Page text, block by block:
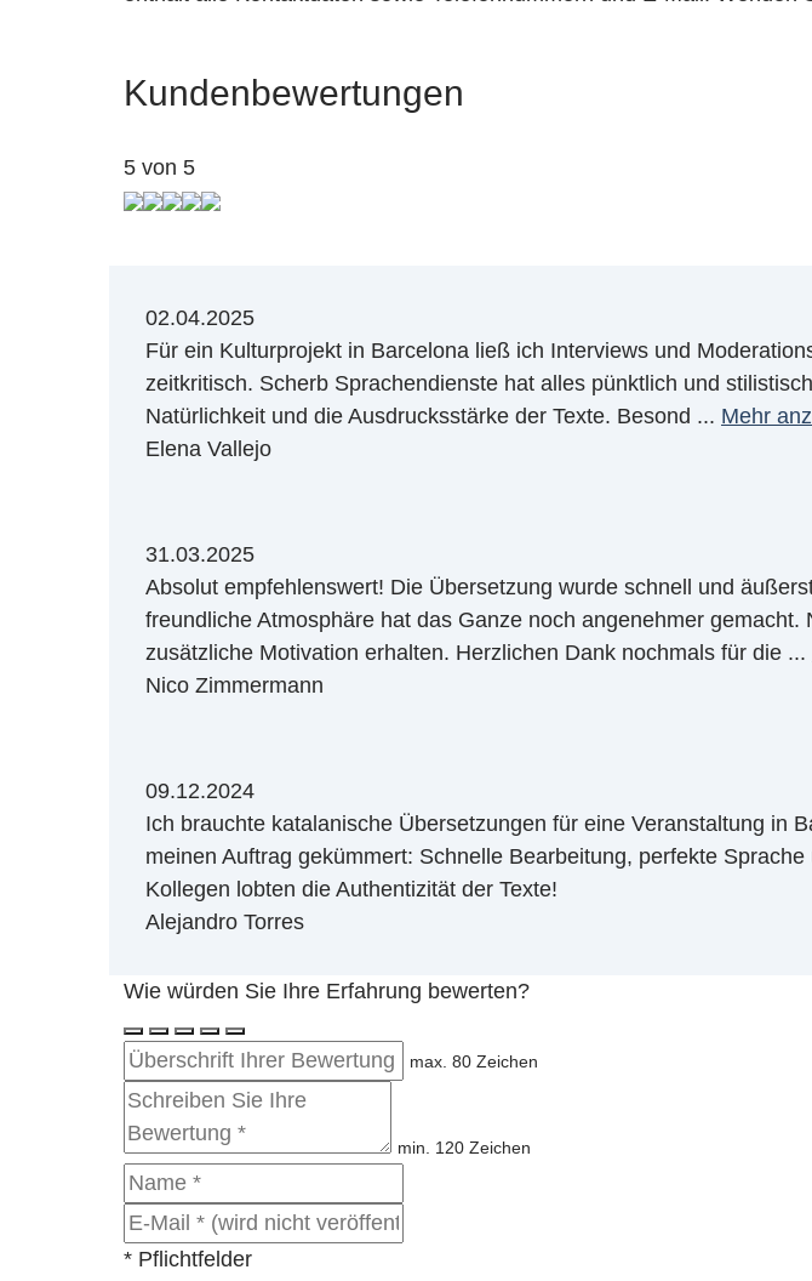
Kundenbewertungen
5 von 5
02.04.2025
Für ein Kulturprojekt in Barcelona ließ ich Interviews und
zeitkritisch. Scherb Sprachendienste hat alles pünktlich und
Natürlichkeit und die Ausdrucksstärke der Texte. Besond ... Mehr
Elena Vallejo
31.03.2025
Absolut empfehlenswert! Die Übersetzung wurde schnell und
freundliche Atmosphäre hat das Ganze noch angenehmer
zusätzliche Motivation erhalten. Herzlichen Dank nochmals für die ...
Nico Zimmermann
09.12.2024
Ich brauchte katalanische Übersetzungen für eine Veranstaltung in
meinen Auftrag gekümmert: Schnelle Bearbeitung, perfekte
Kollegen lobten die Authentizität der Texte!
Alejandro Torres
Wie würden Sie Ihre Erfahrung bewerten?
max. 80 Zeichen
min. 120 Zeichen
* Pflichtfelder